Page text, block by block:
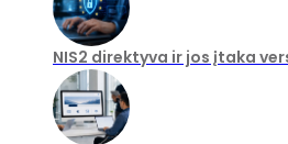
NIS2 direktyva ir jos įtaka